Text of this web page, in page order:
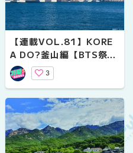
【連載VOL.81】KORE
A DO?釜山編【BTS祭り
だった6月の釜山】
3